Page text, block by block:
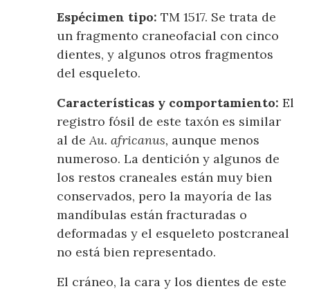
Espécimen tipo: TM 1517. Se trata de
un fragmento craneofacial con cinco
dientes, y algunos otros fragmentos
del esqueleto.
Características y comportamiento:El
registro fósil de este taxón es similar
al deAu. africanus, aunque menos
numeroso. La dentición y algunos de
los restos craneales están muy bien
conservados, pero la mayoría de las
mandíbulas están fracturadas o
deformadas y el esqueleto postcraneal
no está bien representado.
El cráneo, la cara y los dientes de este